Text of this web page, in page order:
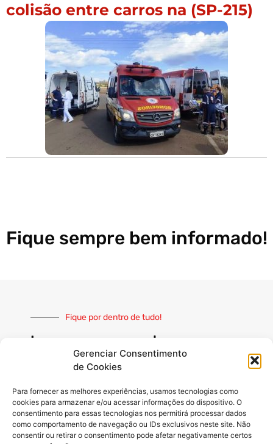
Gerenciar Consentimento
de Cookies
Para fornecer as melhores experiências, usamos tecnologias como
cookies para armazenar e/ou acessar informações do dispositivo. O
consentimento para essas tecnologias nos permitirá processar dados
como comportamento de navegação ou IDs exclusivos neste site. Não
consentir ou retirar o consentimento pode afetar negativamente certos
colisão entre carros na (SP-215)
Fique sempre bem informado!
Fique por dentro de tudo!
Inscreva-se e receba nossas
notícias sempre atualizadas
INSCREVER